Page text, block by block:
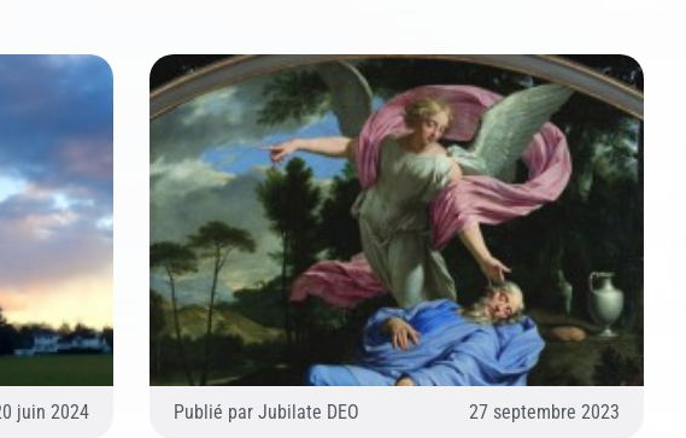
juin 2024 Publié parJubilate DEO 27 septembre 2023